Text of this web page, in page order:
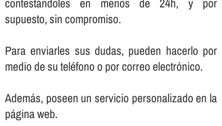
supuesto, sin compromiso.
Para enviarles sus dudas, pueden hacerlo por
medio de su teléfono o por correo electrónico.
Además, poseen un servicio personalizado en la
página web.